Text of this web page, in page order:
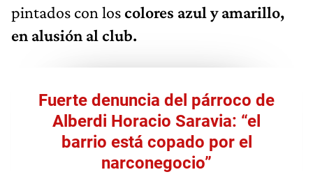
pintados con loscolores azul y amarillo,
en alusión al club.
Fuerte denuncia del párroco de
Alberdi Horacio Saravia: “el
barrio está copado por el
narconegocio”